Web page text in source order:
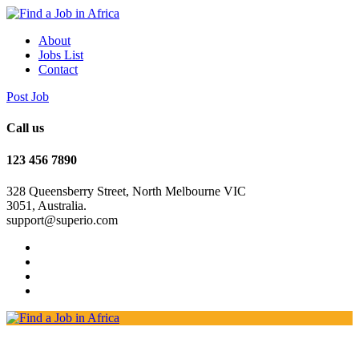
About
Jobs List
Contact
Post Job
Call us
123 456 7890
328 Queensberry Street, North Melbourne VIC
3051, Australia.
support@superio.com